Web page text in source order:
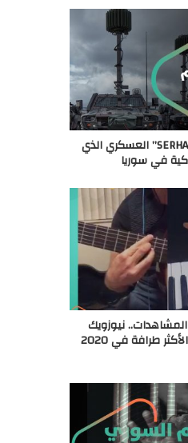
تعرّف على نظام “SERHAT II” العسكري الذي
في سوريا
نيوزويك
طرافة في 2020